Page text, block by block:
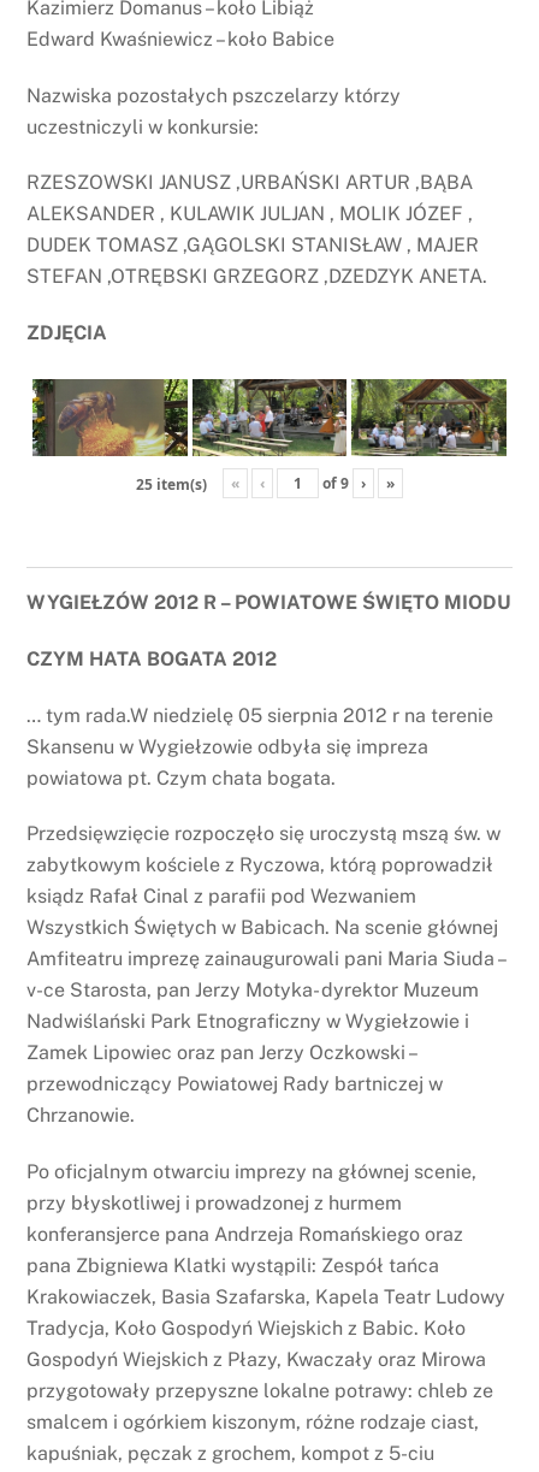
Kazimierz Domanus – koło Libiąż
Edward Kwaśniewicz – koło Babice
Nazwiska pozostałych pszczelarzy którzy
uczestniczyli w konkursie:
RZESZOWSKI JANUSZ ,URBAŃSKI ARTUR ,BĄBA
ALEKSANDER , KULAWIK JULJAN , MOLIK JÓZEF ,
DUDEK TOMASZ ,GĄGOLSKI STANISŁAW , MAJER
STEFAN ,OTRĘBSKI GRZEGORZ ,DZEDZYK ANETA.
ZDJĘCIA
25 item(s) « ‹ of9 › »
WYGIEŁZÓW 2012 R – POWIATOWE ŚWIĘTO MIODU
CZYM HATA BOGATA 2012
… tym rada.W niedzielę 05 sierpnia 2012 r na terenie
Skansenu w Wygiełzowie odbyła się impreza
powiatowa pt. Czym chata bogata.
Przedsięwzięcie rozpoczęło się uroczystą mszą św. w
zabytkowym kościele z Ryczowa, którą poprowadził
ksiądz Rafał Cinal z parafii pod Wezwaniem
Wszystkich Świętych w Babicach. Na scenie głównej
Amfiteatru imprezę zainaugurowali pani Maria Siuda –
v-ce Starosta, pan Jerzy Motyka- dyrektor Muzeum
Nadwiślański Park Etnograficzny w Wygiełzowie i
Zamek Lipowiec oraz pan Jerzy Oczkowski –
przewodniczący Powiatowej Rady bartniczej w
Chrzanowie.
Po oficjalnym otwarciu imprezy na głównej scenie,
przy błyskotliwej i prowadzonej z hurmem
konferansjerce pana Andrzeja Romańskiego oraz
pana Zbigniewa Klatki wystąpili: Zespół tańca
Krakowiaczek, Basia Szafarska, Kapela Teatr Ludowy
Tradycja, Koło Gospodyń Wiejskich z Babic. Koło
Gospodyń Wiejskich z Płazy, Kwaczały oraz Mirowa
przygotowały przepyszne lokalne potrawy: chleb ze
smalcem i ogórkiem kiszonym, różne rodzaje ciast,
kapuśniak, pęczak z grochem, kompot z 5-ciu